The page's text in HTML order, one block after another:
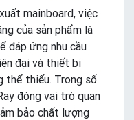
mainboard, việc
của sản phẩm là
đáp ứng nhu cầu
đại và thiết bị
thể thiếu. Trong số
đóng vai trò quan
bảo chất lượng